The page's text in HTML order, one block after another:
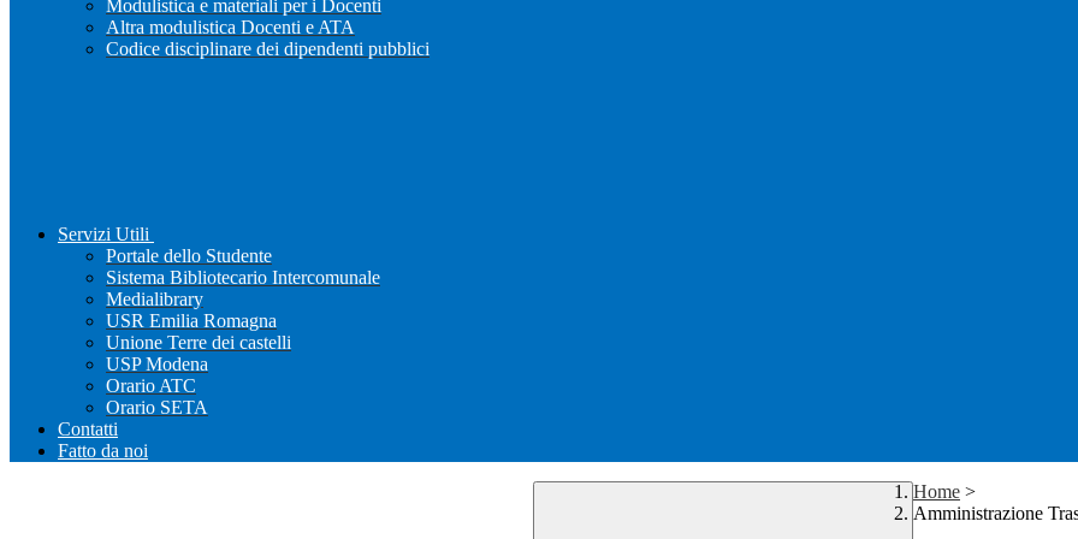
Modulistica e materiali per i Docenti
Altra modulistica Docenti e ATA
Codice disciplinare dei dipendenti pubblici
Servizi Utili
Portale dello Studente
Sistema Bibliotecario Intercomunale
Medialibrary
USR Emilia Romagna
Unione Terre dei castelli
USP Modena
Orario ATC
Orario SETA
Contatti
Fatto da noi
Home >
Amministrazione